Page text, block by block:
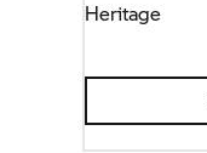
Heritage